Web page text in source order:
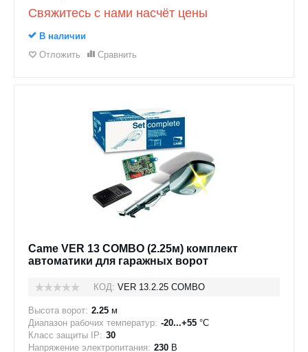
Свяжитесь с нами насчёт цены
В наличии
Отложить
Сравнить
Came VER 13 COMBO (2.25м) комплект
автоматики для гаражных ворот
КОД: VER 13.2.25 COMBO
Высота ворот: 2.25 м
Диапазон рабочих температур: -20...+55 °C
Класс защиты IP: 30
Напряжение электропитания: 230 В